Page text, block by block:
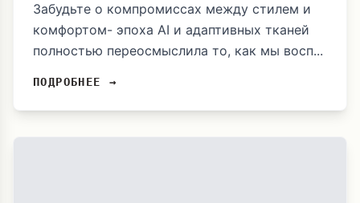
Забудьте о компромиссах между стилем и
комфортом- эпоха AI и адаптивных тканей
полностью переосмыслила то, как мы восп...
ПОДРОБНЕЕ →